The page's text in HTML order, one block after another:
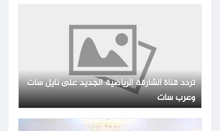
تردد قناة الشارقة الرياضية الجديد على نايل سات
وعرب سات